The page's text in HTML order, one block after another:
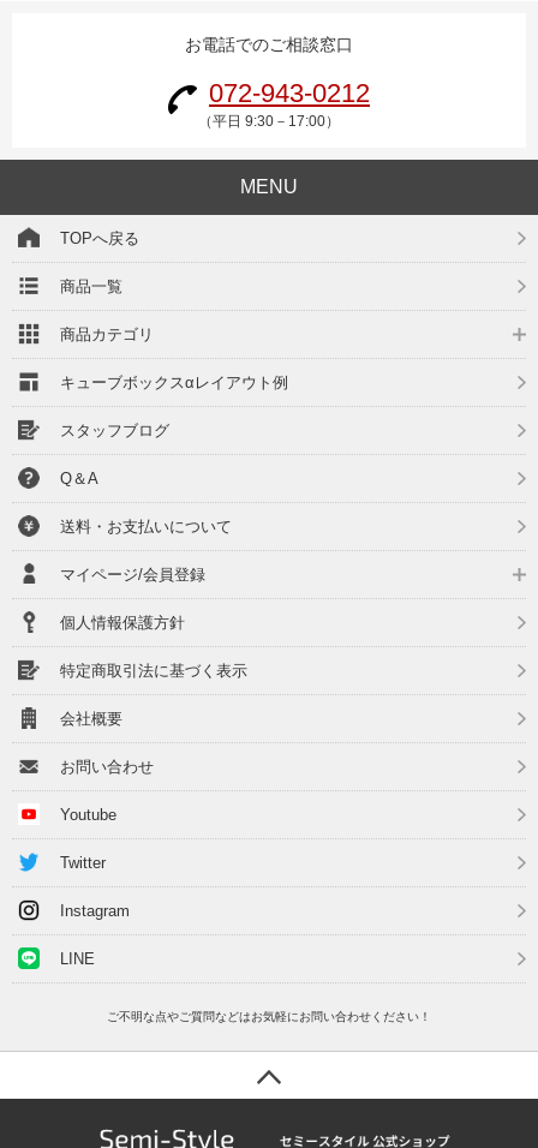
お電話でのご相談窓口
072-943-0212
（平日 9:30－17:00）
MENU
TOPへ戻る
商品一覧
商品カテゴリ
キューブボックスαレイアウト例
スタッフブログ
Q＆A
送料・お支払いについて
マイページ/会員登録
個人情報保護方針
特定商取引法に基づく表示
会社概要
お問い合わせ
Youtube
Twitter
Instagram
LINE
ご不明な点やご質問などはお気軽にお問い合わせください！